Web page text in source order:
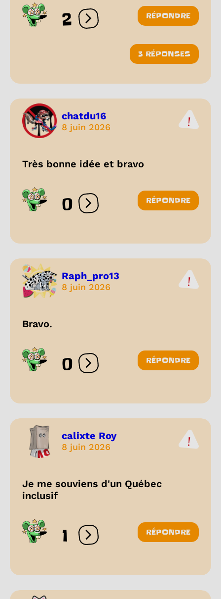
2 Ouvrir les réactions
RÉPONDRE
3 RÉPONSES
chatdu16
8 juin 2026
Très bonne idée et bravo
0 Ouvrir les réactions
RÉPONDRE
Raph_pro13
8 juin 2026
Bravo.
0 Ouvrir les réactions
RÉPONDRE
calixte Roy
8 juin 2026
Je me souviens d'un Québec
inclusif
1 Ouvrir les réactions
RÉPONDRE